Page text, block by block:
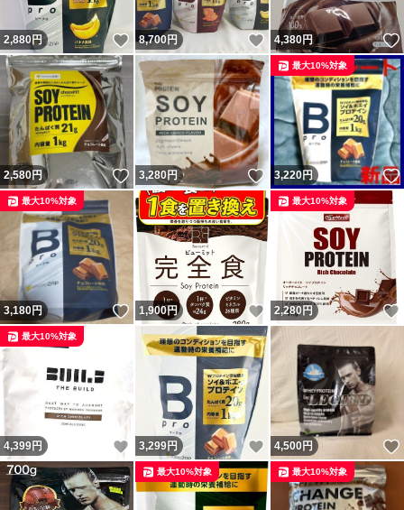
2,880円 いいね！
8,700円 いいね！
4,380円
2,580円 いいね！
3,280円 いいね！
3,220円
最大10%対象
3,180円 いいね！
最大10%対象
1,900円 いいね！
2,280 円
最大10%対象
4,399円 いいね！
最大10%対象
3,299円 いいね！
4,500円
最大10%対象 最大10%対象